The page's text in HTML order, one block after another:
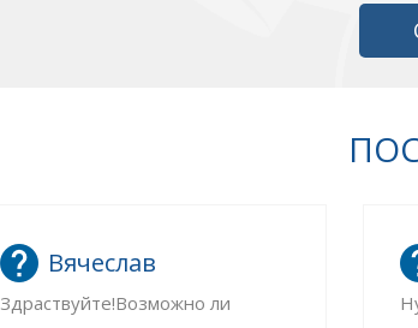
Вячеслав
Здраствуйте!Возможно ли